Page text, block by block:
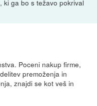
ki ga bo s težavo pokrival
Poceni nakup firme,
premoženja in
znajdi se kot veš in